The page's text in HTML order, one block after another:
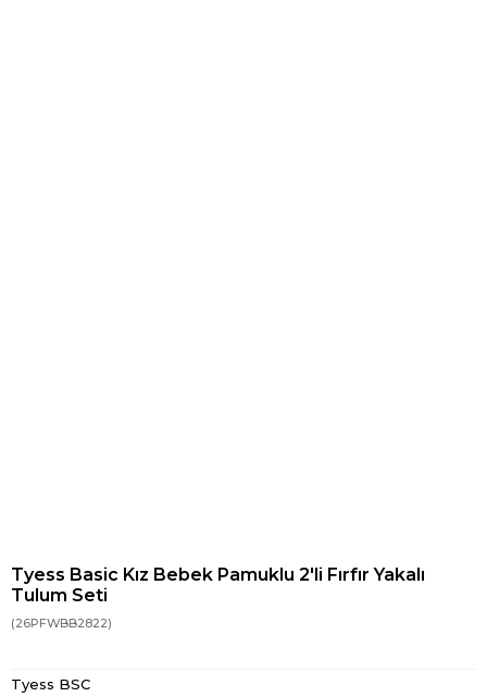
Tyess Basic Kız Bebek Pamuklu 2'li Fırfır Yakalı
Tulum Seti
(26PFWBB2822)
Tyess BSC